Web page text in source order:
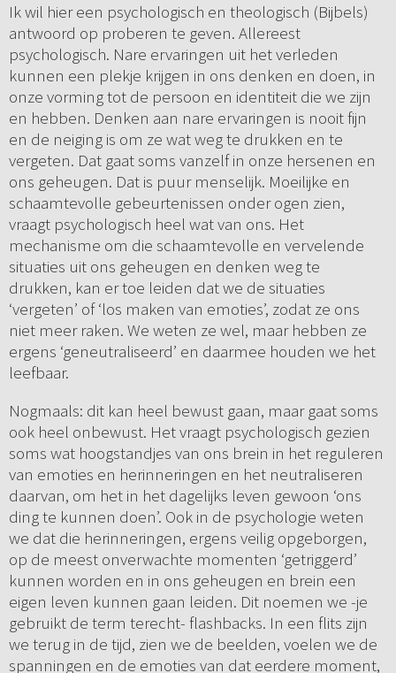
Ik wil hier een psychologisch en theologisch (Bijbels)
antwoord op proberen te geven. Allereest
psychologisch. Nare ervaringen uit het verleden
kunnen een plekje krijgen in ons denken en doen, in
onze vorming tot de persoon en identiteit die we zijn
en hebben. Denken aan nare ervaringen is nooit fijn
en de neiging is om ze wat weg te drukken en te
vergeten. Dat gaat soms vanzelf in onze hersenen en
ons geheugen. Dat is puur menselijk. Moeilijke en
schaamtevolle gebeurtenissen onder ogen zien,
vraagt psychologisch heel wat van ons. Het
mechanisme om die schaamtevolle en vervelende
situaties uit ons geheugen en denken weg te
drukken, kan er toe leiden dat we de situaties
‘vergeten’ of ‘los maken van emoties’, zodat ze ons
niet meer raken. We weten ze wel, maar hebben ze
ergens ‘geneutraliseerd’ en daarmee houden we het
leefbaar.
Nogmaals: dit kan heel bewust gaan, maar gaat soms
ook heel onbewust. Het vraagt psychologisch gezien
soms wat hoogstandjes van ons brein in het reguleren
van emoties en herinneringen en het neutraliseren
daarvan, om het in het dagelijks leven gewoon ‘ons
ding te kunnen doen’. Ook in de psychologie weten
we dat die herinneringen, ergens veilig opgeborgen,
op de meest onverwachte momenten ‘getriggerd’
kunnen worden en in ons geheugen en brein een
eigen leven kunnen gaan leiden. Dit noemen we -je
gebruikt de term terecht- flashbacks. In een flits zijn
we terug in de tijd, zien we de beelden, voelen we de
spanningen en de emoties van dat eerdere moment,